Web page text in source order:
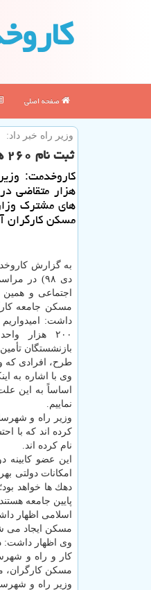
صفحه اصلی
وزیر راه خبر داد:
ثبت نام ۲۶۰ هزار متقاضی در طرح اقدام ملی مسكن
هزار متقاضی
های مشترك
مسكن كارگران
دی ۹۸) در
اجتماعی و
مسكن جامعه
داشت:
۲۰۰ هزار
بازنشستگان
طرح، افرادی كه
وی با اشاره به
اساساً به این
نماییم.
نام كرده اند.
این عضو
امكانات دولتی
پایین جامعه
اسلامی اظهار
مسكن ایجاد می
وی اظهار داشت:
كار و راه و
مسكن كارگران،
وزیر راه و